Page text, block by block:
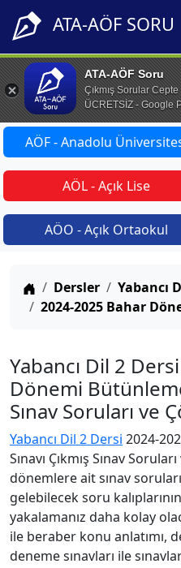
ATA-AÖF SORU
ATA-AÖF Soru
Çıkmış Sorular Cepte
ÜCRETSİZ - Google
AÖF - Anadolu
AÖL - Açık Lise
AÖO - Açık Ortaokul
Anasayfa
Dersler
Yabancı
2024-2025 Bahar
Yabancı Dil 2
Dönemi Bütünleme
Sınav Soruları ve
Yabancı Dil 2 Dersi 2024-
Sınavı Çıkmış Sınav
dönemlere ait sınav
gelebilecek soru
yakalamanız daha kolay
ile beraber konu anlatımı,
deneme sınavları ile